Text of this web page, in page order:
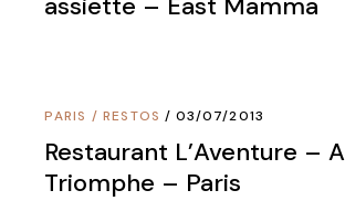
PARIS / RESTOS 03/07/2013
Restaurant L’Aventure –
Triomphe – Paris